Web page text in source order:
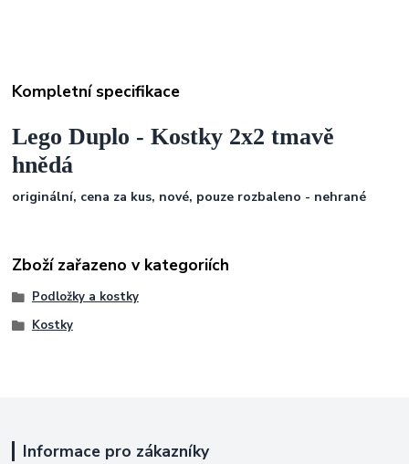
Kompletní specifikace
Lego Duplo - Kostky 2x2 tmavě
hnědá
originální, cena za kus, nové, pouze rozbaleno - nehrané
Zboží zařazeno v kategoriích
Podložky a kostky
Kostky
Informace pro zákazníky